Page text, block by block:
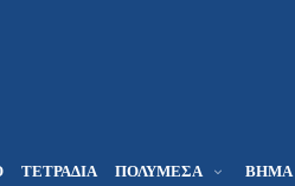
ΤΕΤΡΆΔΙΑ ΠΟΛΥΜΈΣΑ ΒΉΜΑ